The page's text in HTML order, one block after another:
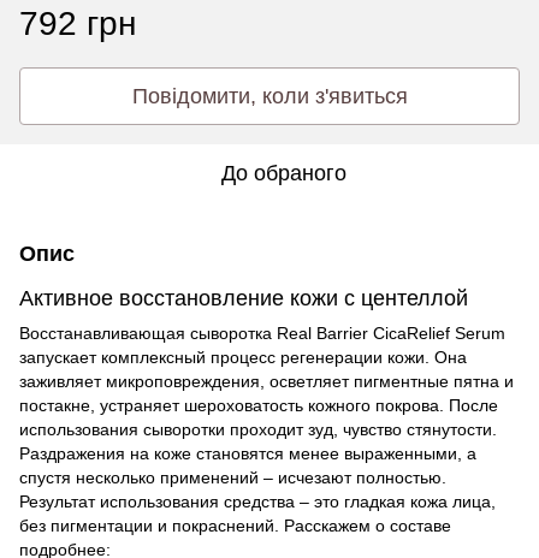
792 грн
Повідомити, коли з'явиться
До обраного
Опис
Активное восстановление кожи с центеллой
Восстанавливающая сыворотка Real Barrier CicaRelief Serum
запускает комплексный процесс регенерации кожи. Она
заживляет микроповреждения, осветляет пигментные пятна и
постакне, устраняет шероховатость кожного покрова. После
использования сыворотки проходит зуд, чувство стянутости.
Раздражения на коже становятся менее выраженными, а
спустя несколько применений – исчезают полностью.
Результат использования средства – это гладкая кожа лица,
без пигментации и покраснений. Расскажем о составе
подробнее: